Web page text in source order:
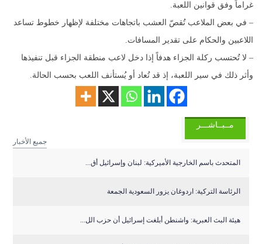
غراماً وفق قوانين اللعبة.
– في بعض الملاعب تُقصّ العشب باتجاهات مختلفة لإظهار خطوط تساعد
اللاعبين والحكام على تقدير المسافات.
– لا تُحتسب ركلة الجزاء هدفاً إذا دخل لاعب منطقة الجزاء قبل تنفيذها
وأثر ذلك في سير اللعبة، إذ قد تُعاد أو يُستأنف اللعب بحسب الحالة.
مــبــاشـــر
جميع الأخبار
المتحدث باسم الخارجية الأميركية: لبنان وإسرائيل أق...
الرئاسة التركية: اردوغان يزور السعودية الجمعة
هيئة البث العبرية: واشنطن أبلغت إسرائيل أن حزب الل...